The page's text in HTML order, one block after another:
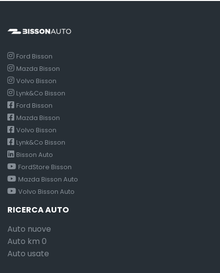
Ford Bisson
Mazda Bisson
Volvo Bisson
Lynk&Co Bisson
Ford Bisson
Mazda Bisson
Volvo Bisson
Lynk&Co Bisson
Bisson Auto
FordStore Bisson
Mazda Bisson Auto
Volvo Bisson Auto
RICERCA AUTO
Auto nuove
Auto km 0
Auto usate